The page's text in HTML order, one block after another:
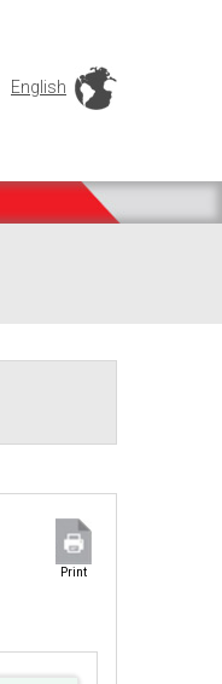
English
Print